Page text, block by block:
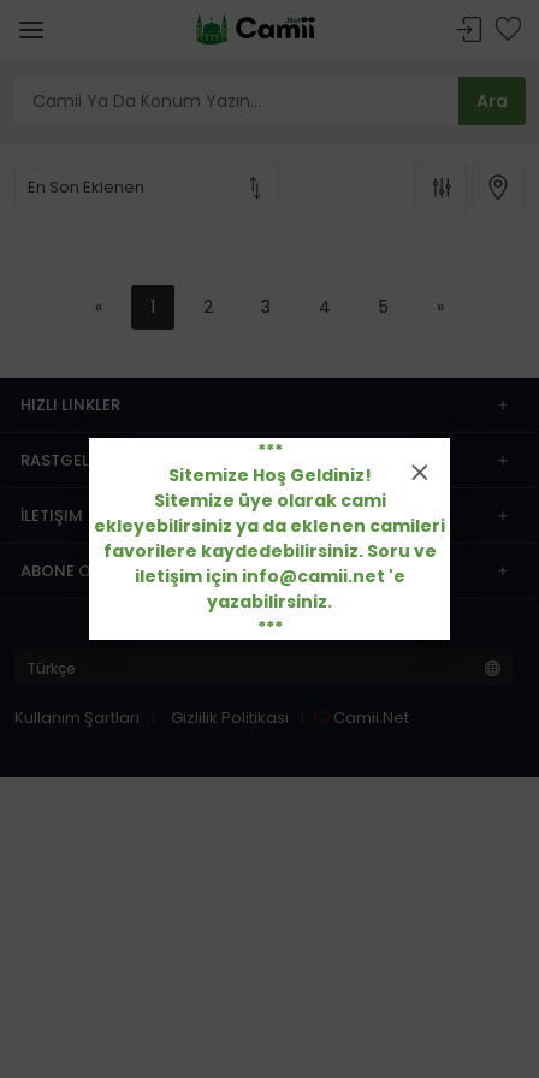
« 1 2 3 4 5 »
HIZLI LINKLER
RASTGELE CAMIILER
İLETIŞIM
ABONE OL
Kullanım Şartları Gizlilik Politikası Camii.Net
***
Sitemize Hoş Geldiniz!
Sitemize üye olarak cami
ekleyebilirsiniz ya da eklenen camileri
favorilere kaydedebilirsiniz. Soru ve
iletişim için info@camii.net 'e
yazabilirsiniz.
***